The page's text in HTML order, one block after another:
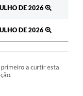
DE 2026
DE 2026
primeiro a curtir esta